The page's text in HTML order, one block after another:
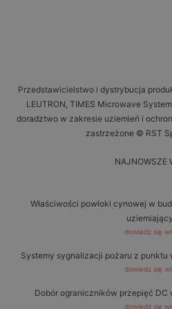
Przedstawicielstwo i dystrybucja
LEUTRON, TIMES Microwave
doradztwo w zakresie uziemień i
zastrzeżone © RST
NAJNOWSZE
Właściwości powłoki cynowej w
dowiedz się
Systemy sygnalizacji pożaru z punktu
dowiedz się
Dobór ograniczników przepięć
dowiedz się